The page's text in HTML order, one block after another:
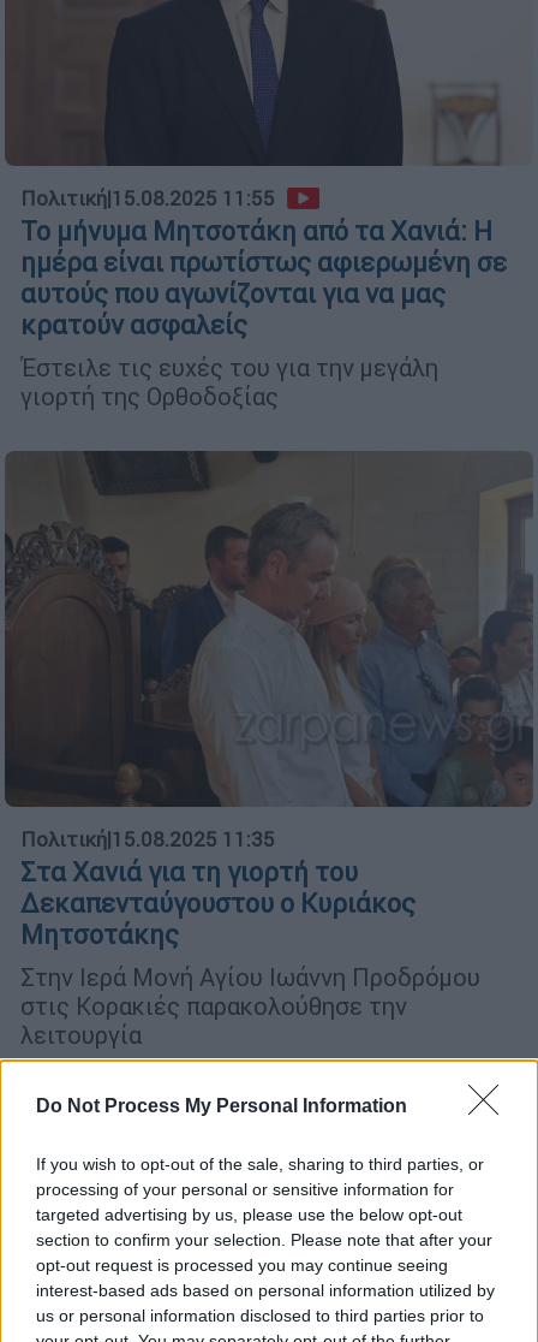
Do Not Process My Personal Information
If you wish to opt-out of the sale, sharing to third parties, or
processing of your personal or sensitive information for
targeted advertising by us, please use the below opt-out
section to confirm your selection. Please note that after your
opt-out request is processed you may continue seeing
interest-based ads based on personal information utilized by
us or personal information disclosed to third parties prior to
Πολιτική|15.08.2025 11:55
Το μήνυμα Μητσοτάκη από τα Χανιά: Η
ημέρα είναι πρωτίστως αφιερωμένη σε
αυτούς που αγωνίζονται για να μας
κρατούν ασφαλείς
Έστειλε τις ευχές του για την μεγάλη
γιορτή της Ορθοδοξίας
Πολιτική|15.08.2025 11:35
Στα Χανιά για τη γιορτή του
Δεκαπενταύγουστου ο Κυριάκος
Μητσοτάκης
Στην Ιερά Μονή Αγίου Ιωάννη Προδρόμου
στις Κορακιές παρακολούθησε την
λειτουργία